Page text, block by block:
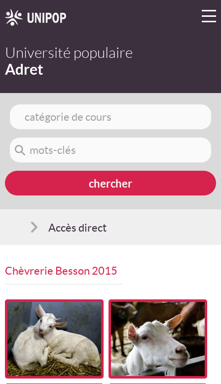
Université populaire
Adret
Accès direct
Suggestions
Bon cadeau
Programme en PDF
Chèvrerie Besson 2015